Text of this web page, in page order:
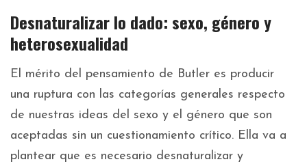
Desnaturalizar lo dado: sexo, género y
heterosexualidad
El mérito del pensamiento de Butler es producir
una ruptura con las categorías generales respecto
de nuestras ideas del sexo y el género que son
aceptadas sin un cuestionamiento crítico. Ella va a
plantear que es necesario desnaturalizar y